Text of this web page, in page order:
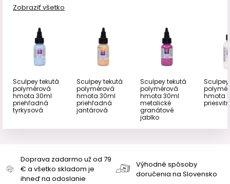
Zobraziť všetko
Sculpey tekutá
polymérová
hmota 30ml
priehľadná
tyrkysová
Sculpey tekutá
polymérová
hmota 30ml
priehľadná
jantárová
Sculpey tekutá
polymérová
hmota 30ml
metalické
granátové
jablko
hmota
Doprava zadarmo už od 79
€ a všetko skladom je
ihneď na odoslanie
Výhodné spôsoby
doručenia na Slovensko